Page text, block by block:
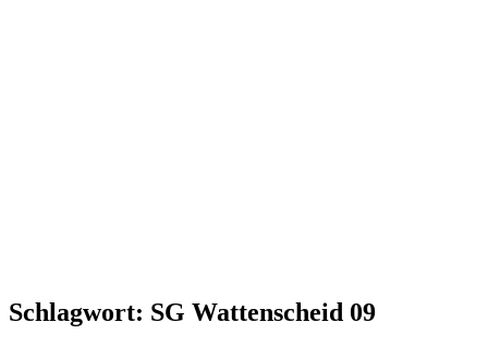
Schlagwort: SG Wattenscheid 09